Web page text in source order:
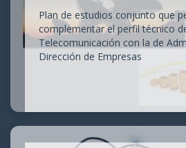
Plan de estudios conjunto que
complementar el perfil técnico
Telecomunicación con la de
Dirección de Empresas